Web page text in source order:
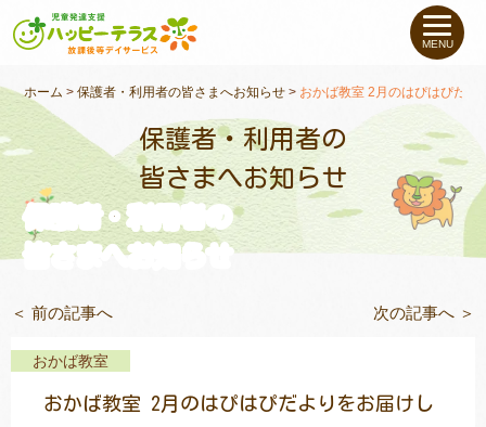
私たちについて
未就学のお子さま（０〜６才）
小学生〜高校生の お子さま
支援事例
教室一覧
MENU
ホーム >保護者・利用者の皆さまへお知らせ > おかば教室 2月のはぴはぴだよ
保護者・利用者の
皆さまへお知らせ
保護者・利用者の
皆さまへお知らせ
＜ 前の記事へ 次の記事へ ＞
おかば教室
おかば教室 2月のはぴはぴだよりをお届けし